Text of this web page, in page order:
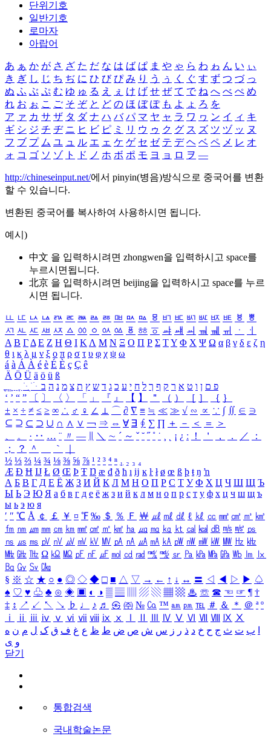
단위기호
일반기호
로마자
아랍어
あ ぁ か が さ ざ た だ な は ば ぱ ま や ゃ ら わ ゎ ん い ぃ
き ぎ し じ ち ぢ に ひ び ぴ み り う ぅ く ぐ す ず つ づ っ
ぬ ふ ぶ ぷ む ゆ ゅ る え ぇ け げ せ ぜ て で ね へ べ ぺ め
れ お ぉ こ ご そ ぞ と ど の ほ ぼ ぽ も よ ょ ろ を
ア ァ カ サ ザ タ ダ ナ ハ バ パ マ ヤ ャ ラ ワ ヮ ン イ ィ キ
ギ シ ジ チ ヂ ニ ヒ ビ ピ ミ リ ウ ゥ ク グ ス ズ ツ ヅ ッ ヌ
フ ブ プ ム ユ ュ ル エ ェ ケ ゲ セ ゼ テ デ ヘ ベ ペ メ レ オ
ォ コ ゴ ソ ゾ ト ド ノ ホ ボ ポ モ ヨ ョ ロ ヲ ―
http://chineseinput.net/에서 pinyin(병음)방식으로 중국어를 변환
할 수 있습니다.
변환된 중국어를 복사하여 사용하시면 됩니다.
예시)
中文 을 입력하시려면 zhongwen을 입력하시고 space를
누르시면됩니다.
北京 을 입력하시려면 beijing을 입력하시고 space를 누르
시면 됩니다.
ㅥ ㅦ ㅧ ㅨ ㅩ ㅪ ㅫ ㅬ ㅭ ㅮ ㅯ ㅰ ㅱ ㅲ ㅳ ㅴ ㅵ ㅶ ㅷ ㅸ
ㅹ
ㅺ ㅻ ㅼ ㅽ ㅾ ㅿ ㆀ ㆁ ㆂ ㆃ ㆄ ㆅ ㆆ ㆇ ㆈ ㆉ ㆊ ㆋ ㆌ ㆍ
ㆎ
Α Β ΓΔ Ε Ζ Η Θ Ι ΚΛ Μ Ν Ξ Ο Π Ρ Σ ΤΥ Φ Χ Ψ Ω α β γ δ ε ζ η
θ ι κ λ μ ν ξ ο π ρ σ τ υ φ χ ψ ω
á à Á À é è É È ç Ç ê
Ä Ö Ü ä ö ü ß
ִֶֹ ֻּ ׁׂ פ ם ן ו ט א ר ק ף ך ל ח י ע כ ג ד ש ץ ת צ מ נ ה ב
‘ ’ “ ” 〔 〕 〈 〉 「 」 『 』 【 】 ＂ （ ） ［ ］ ｛ ｝
± × ÷ ≠ ≤ ≥ ∞ ∴ ♂ ♀ ∠ ⊥ ⌒ ∂ ∇ ≡ ≒ ≪ ≫ √ ∽ ∝ ∵ ∫ ∬ ∈ ∋
⊆ ⊇ ⊂ ⊃ ∪ ∩ ∧ ∨ ￢ ⇒ ⇔ ∀ ∃ ∮ ∑ ∏ ＋ － ＜ ＝
＞
、
。 · ‥ … ¨ 〃 ― ＼ ∼ ´ ～ ˇ ˘ ˝ ˚ ˙ ¸ ¡ ¿ ː ！ ＇ ， ． ／
：
；
？ ＾ ｀
½ ⅓ ⅔ ¼ ¾ ⅛ ⅜ ⅝ ⅞ ¹ ² ³ ⁴ ⁿ ₁ ₂ ₃ ₄
Æ Ð Ħ Ĳ Ł Ø Œ Þ Ŧ Ŋ æ đ ð ħ ı ĳ ĸ ŀ ł ø œ ß þ ŧ ŋ ŉ
А Б В Г Д Е Ё Ж З И Й К Л М Н О П Р С Т У Ф Х Ц Ч Ш Щ Ъ
Ы Ь Э Ю Я а б в г д е ё ж з и й к л м н о п р с т у ф х ц ч ш щ ъ
ы ь э ю я
′ ″ ℃ Å ￠ ￡ ￥ ¤ ℉ ‰ ＄ ％ Ｆ ￦ ㎕ ㎖ ㎗ ℓ ㎘ ㏄ ㎣ ㎤ ㎥ ㎦
㎙ ㎚ ㎛ ㎜ ㎝ ㎞ ㎟ ㎠ ㎡ ㎢ ㏊ ㎍ ㎎ ㎏ ㏏ ㎈ ㎉ ㏈ ㎧ ㎨ ㎰
㎱ ㎲ ㎳ ㎴ ㎵ ㎶ ㎷ ㎸ ㎹ ㎀ ㎁ ㎂ ㎃ ㎄ ㎺ ㎻ ㎽ ㎾ ㎿ ㎐ ㎑
㎒ ㎓ ㎔ Ω ㏀ ㏁ ㎊ ㎋ ㎌ ㏖ ㏅ ㎭ ㎮ ㎯ ㏛ ㎩ ㎪ ㎫ ㎬ ㏝ ㏐
㏓
㏃ ㏉ ㏜ ㏆
§ ※ ☆ ★ ○ ● ◎ ◇ ◆ □ ■ △ ▽ → ← ↑ ↓ ↔ 〓 ◁ ◀ ▷ ▶ ♤
♠ ♡ ♥ ♧ ♣ ⊙ ◈ ▣ ◐ ◑ ▒ ▤ ▨ ▧ ▦ ▩ ♨ ☏ ☎ ☜ ☞ ¶ †
‡ ↕ ↗ ↙ ↖ ↘ ♭ ♩ ♪ ♬ ㉿ ㈜ № ㏇ ™ ㏂ ㏘ ℡ ＃ ＆ ＊ ＠ ª º
ⅰ
ⅱ ⅲ ⅳ ⅴ ⅵ ⅶ ⅷ ⅸ ⅹ Ⅳ Ⅴ Ⅵ Ⅶ Ⅷ Ⅸ Ⅹ
ب ت ث ج ح خ د ذ ر ز س ش ص ض ط ظ ع غ ف ق ک ل م ن ه
و ی
닫기
통합검색
국내학술논문